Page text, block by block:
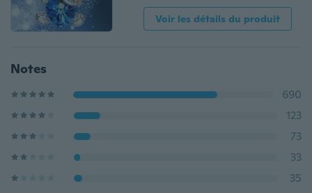
Voir les détails du produit
Notes
690
123
73
33
35